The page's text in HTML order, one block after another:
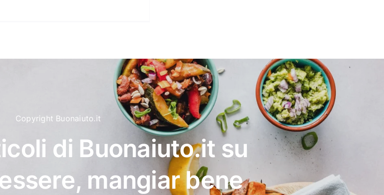
Copyright Buonaiuto.it
di Buonaiuto.it su
mangiar bene